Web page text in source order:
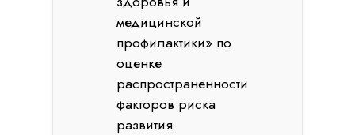
медицинской
профилактики» по
оценке
распространенности
факторов риска
развития